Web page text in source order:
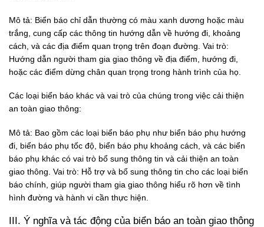
Mô tả: Biển báo chỉ dẫn thường có màu xanh dương hoặc màu
trắng, cung cấp các thông tin hướng dẫn về hướng đi, khoảng
cách, và các địa điểm quan trọng trên đoạn đường. Vai trò:
Hướng dẫn người tham gia giao thông về địa điểm, hướng đi,
hoặc các điểm dừng chân quan trọng trong hành trình của họ.
Các loại biển báo khác và vai trò của chúng trong việc cải thiện
an toàn giao thông:
Mô tả: Bao gồm các loại biển báo phụ như biển báo phụ hướng
đi, biển báo phụ tốc độ, biển báo phụ khoảng cách, và các biển
báo phụ khác có vai trò bổ sung thông tin và cải thiện an toàn
giao thông. Vai trò: Hỗ trợ và bổ sung thông tin cho các loại biển
báo chính, giúp người tham gia giao thông hiểu rõ hơn về tình
hình đường và hành vi cần thực hiện.
III. Ý nghĩa và tác động của biển báo an toàn giao thông